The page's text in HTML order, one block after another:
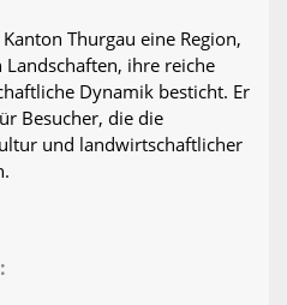
Thurgau eine Region,
ihre reiche
Dynamik besticht. Er
Besucher, die die
und landwirtschaftlicher